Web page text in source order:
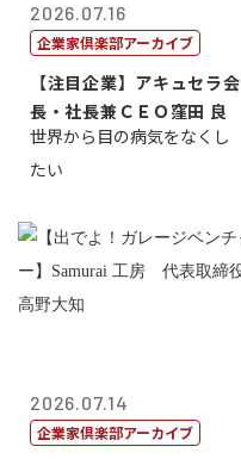
2026.07.16
企業家倶楽部アーカイブ
【注目企業】アキュセラ会
長・社長兼ＣＥＯ窪田 良
世界から目の病気をなくし
たい
2026.07.14
企業家倶楽部アーカイブ